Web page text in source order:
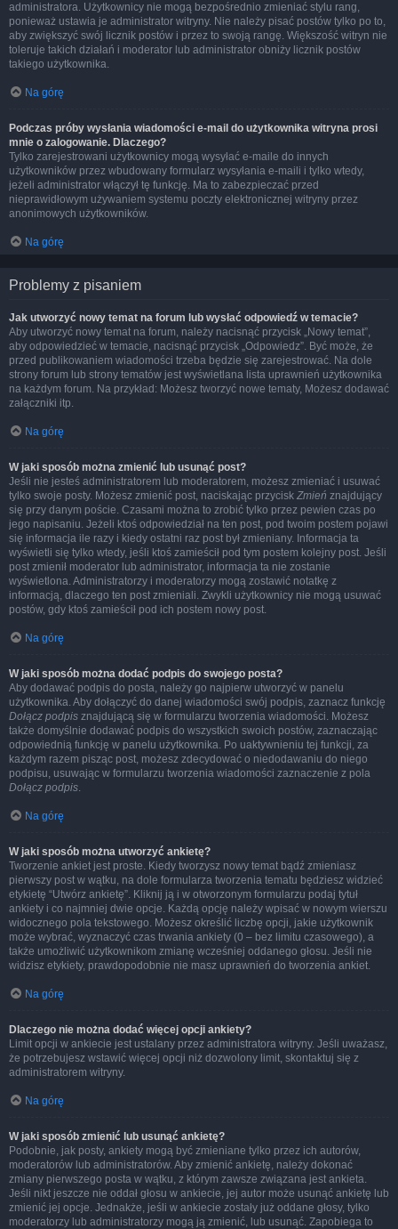
administratora. Użytkownicy nie mogą bezpośrednio zmieniać stylu rang,
ponieważ ustawia je administrator witryny. Nie należy pisać postów tylko po to,
aby zwiększyć swój licznik postów i przez to swoją rangę. Większość witryn nie
toleruje takich działań i moderator lub administrator obniży licznik postów
takiego użytkownika.
Na górę
Podczas próby wysłania wiadomości e-mail do użytkownika witryna prosi
mnie o zalogowanie. Dlaczego?
Tylko zarejestrowani użytkownicy mogą wysyłać e-maile do innych
użytkowników przez wbudowany formularz wysyłania e-maili i tylko wtedy,
jeżeli administrator włączył tę funkcję. Ma to zabezpieczać przed
nieprawidłowym używaniem systemu poczty elektronicznej witryny przez
anonimowych użytkowników.
Na górę
Problemy z pisaniem
Jak utworzyć nowy temat na forum lub wysłać odpowiedź w temacie?
Aby utworzyć nowy temat na forum, należy nacisnąć przycisk „Nowy temat”,
aby odpowiedzieć w temacie, nacisnąć przycisk „Odpowiedz”. Być może, że
przed publikowaniem wiadomości trzeba będzie się zarejestrować. Na dole
strony forum lub strony tematów jest wyświetlana lista uprawnień użytkownika
na każdym forum. Na przykład: Możesz tworzyć nowe tematy, Możesz dodawać
załączniki itp.
Na górę
W jaki sposób można zmienić lub usunąć post?
Jeśli nie jesteś administratorem lub moderatorem, możesz zmieniać i usuwać
tylko swoje posty. Możesz zmienić post, naciskając przycisk Zmień znajdujący
się przy danym poście. Czasami można to zrobić tylko przez pewien czas po
jego napisaniu. Jeżeli ktoś odpowiedział na ten post, pod twoim postem pojawi
się informacja ile razy i kiedy ostatni raz post był zmieniany. Informacja ta
wyświetli się tylko wtedy, jeśli ktoś zamieścił pod tym postem kolejny post. Jeśli
post zmienił moderator lub administrator, informacja ta nie zostanie
wyświetlona. Administratorzy i moderatorzy mogą zostawić notatkę z
informacją, dlaczego ten post zmieniali. Zwykli użytkownicy nie mogą usuwać
postów, gdy ktoś zamieścił pod ich postem nowy post.
Na górę
W jaki sposób można dodać podpis do swojego posta?
Aby dodawać podpis do posta, należy go najpierw utworzyć w panelu
użytkownika. Aby dołączyć do danej wiadomości swój podpis, zaznacz funkcję
Dołącz podpis znajdującą się w formularzu tworzenia wiadomości. Możesz
także domyślnie dodawać podpis do wszystkich swoich postów, zaznaczając
odpowiednią funkcję w panelu użytkownika. Po uaktywnieniu tej funkcji, za
każdym razem pisząc post, możesz zdecydować o niedodawaniu do niego
podpisu, usuwając w formularzu tworzenia wiadomości zaznaczenie z pola
Dołącz podpis.
Na górę
W jaki sposób można utworzyć ankietę?
Tworzenie ankiet jest proste. Kiedy tworzysz nowy temat bądź zmieniasz
pierwszy post w wątku, na dole formularza tworzenia tematu będziesz widzieć
etykietę “Utwórz ankietę”. Kliknij ją i w otworzonym formularzu podaj tytuł
ankiety i co najmniej dwie opcje. Każdą opcję należy wpisać w nowym wierszu
widocznego pola tekstowego. Możesz określić liczbę opcji, jakie użytkownik
może wybrać, wyznaczyć czas trwania ankiety (0 – bez limitu czasowego), a
także umożliwić użytkownikom zmianę wcześniej oddanego głosu. Jeśli nie
widzisz etykiety, prawdopodobnie nie masz uprawnień do tworzenia ankiet.
Na górę
Dlaczego nie można dodać więcej opcji ankiety?
Limit opcji w ankiecie jest ustalany przez administratora witryny. Jeśli uważasz,
że potrzebujesz wstawić więcej opcji niż dozwolony limit, skontaktuj się z
administratorem witryny.
Na górę
W jaki sposób zmienić lub usunąć ankietę?
Podobnie, jak posty, ankiety mogą być zmieniane tylko przez ich autorów,
moderatorów lub administratorów. Aby zmienić ankietę, należy dokonać
zmiany pierwszego posta w wątku, z którym zawsze związana jest ankieta.
Jeśli nikt jeszcze nie oddał głosu w ankiecie, jej autor może usunąć ankietę lub
zmienić jej opcje. Jednakże, jeśli w ankiecie zostały już oddane głosy, tylko
moderatorzy lub administratorzy mogą ją zmienić, lub usunąć. Zapobiega to